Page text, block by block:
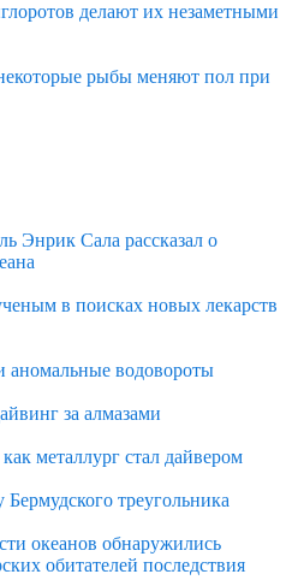
делают их незаметными
рыбы меняют пол при
Энрик Сала рассказал о
в поисках новых лекарств
аномальные водовороты
за алмазами
металлург стал дайвером
треугольника
океанов обнаружились
обитателей последствия